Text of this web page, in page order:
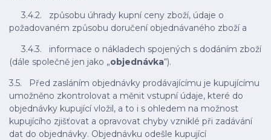
3.4.2. způsobu úhrady kupní ceny zboží, údaje o
požadovaném způsobu doručení objednávaného zboží a
3.4.3. informace o nákladech spojených s dodáním zboží
(dále společně jen jako „objednávka“).
3.5. Před zasláním objednávky prodávajícímu je kupujícímu
umožněno zkontrolovat a měnit vstupní údaje, které do
objednávky kupující vložil, a to i s ohledem na možnost
kupujícího zjišťovat a opravovat chyby vzniklé při zadávání
dat do objednávky. Objednávku odešle kupující